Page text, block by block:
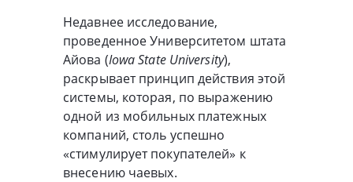
Недавнее исследование,
проведенное Университетом штата
Айова (Iowa State University),
раскрывает принцип действия этой
системы, которая, по выражению
одной из мобильных платежных
компаний, столь успешно
«стимулирует покупателей» к
внесению чаевых.